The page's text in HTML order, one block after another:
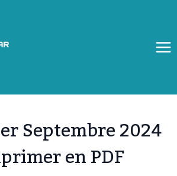
Septembre 2024
en PDF